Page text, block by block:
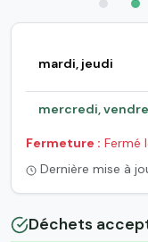
mardi, jeudi
mercredi,
Fermeture : Fermé
Dernière mise à
Déchets